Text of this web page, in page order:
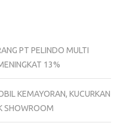
PT PELINDO MULTI
13%
KEMAYORAN, KUCURKAN
SHOWROOM